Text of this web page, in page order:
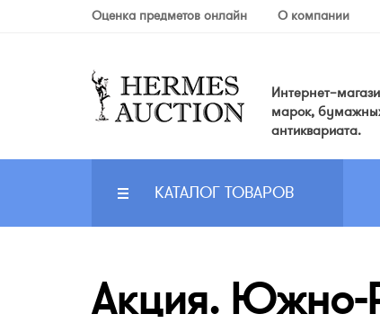
Оценка предметов онлайн О компании
марок,
антиквариата.
КАТАЛОГ ТОВАРОВ
Акция. Южно-